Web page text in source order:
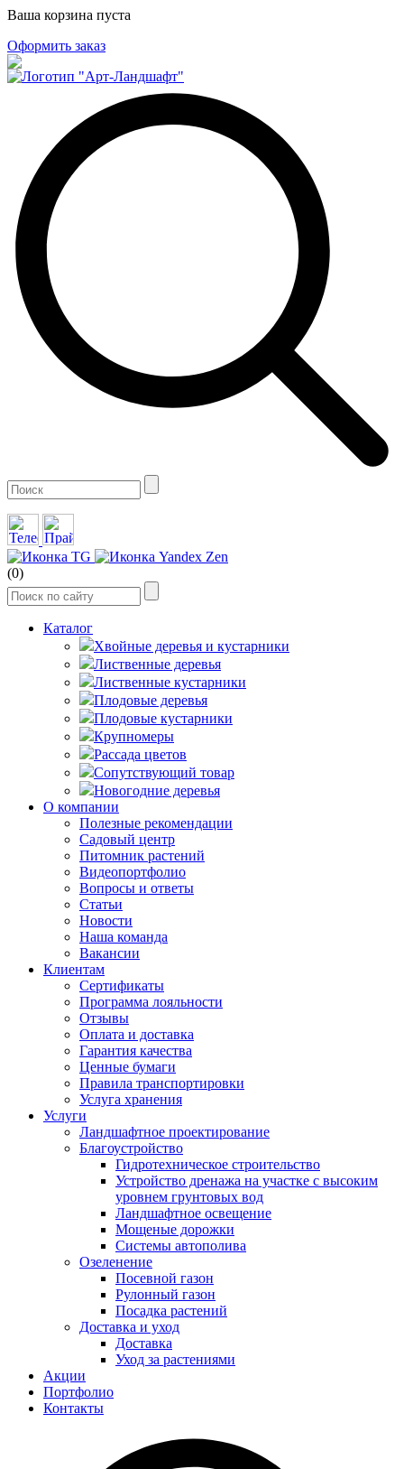
Ваша корзина пуста
Оформить заказ
(0)
Каталог
Хвойные деревья и кустарники
Лиственные деревья
Лиственные кустарники
Плодовые деревья
Плодовые кустарники
Крупномеры
Рассада цветов
Сопутствующий товар
Новогодние деревья
О компании
Полезные рекомендации
Садовый центр
Питомник растений
Видеопортфолио
Вопросы и ответы
Статьи
Новости
Наша команда
Вакансии
Клиентам
Сертификаты
Программа лояльности
Отзывы
Оплата и доставка
Гарантия качества
Ценные бумаги
Правила транспортировки
Услуга хранения
Услуги
Ландшафтное проектирование
Благоустройство
Гидротехническое строительство
Устройство дренажа на участке с высоким
уровнем грунтовых вод
Ландшафтное освещение
Мощеные дорожки
Системы автополива
Озеленение
Посевной газон
Рулонный газон
Посадка растений
Доставка и уход
Доставка
Уход за растениями
Акции
Портфолио
Контакты